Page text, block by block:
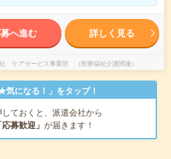
へ進む 詳しく見る
ケアサービス事業部 （医療福祉介護関連）
になる！」をタップ！
しておくと、派遣会社から
応募歓迎」 が届きます！